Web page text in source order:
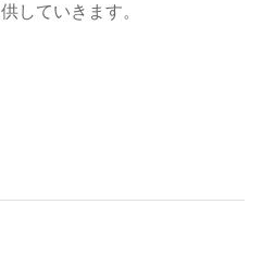
していきます。